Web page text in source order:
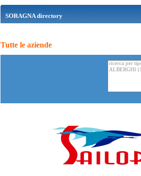
SORAGNA directory
Tutte le aziende